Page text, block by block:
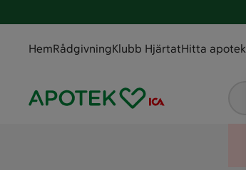
HemRådgivningKlubb HjärtatHitta apotek